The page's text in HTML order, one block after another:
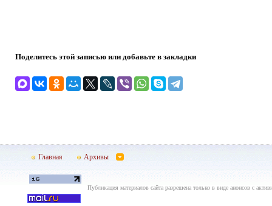
Поделитесь этой записью или добавьте в закладки
Главная Архивы
Публикация материалов сайта разрешена только в виде анонсов с